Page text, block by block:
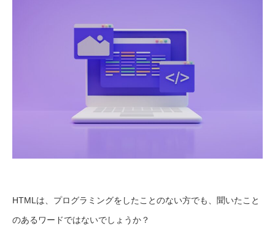
HTMLは、プログラミングをしたことのない方でも、聞いたこと
のあるワードではないでしょうか？